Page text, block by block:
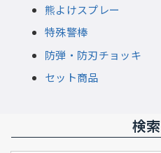
熊よけスプレー
特殊警棒
防弾・防刃チョッキ
セット商品
検索